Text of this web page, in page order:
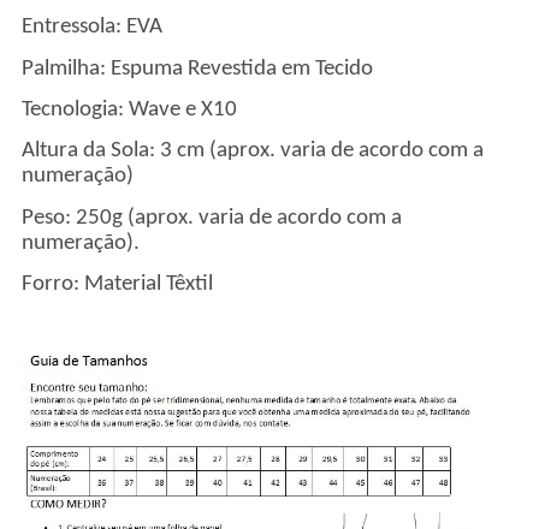
Entressola: EVA
Palmilha: Espuma Revestida em Tecido
Tecnologia: Wave e X10
Altura da Sola: 3 cm (aprox. varia de acordo com a
numeração)
Peso: 250g (aprox. varia de acordo com a
numeração).
Forro: Material Têxtil